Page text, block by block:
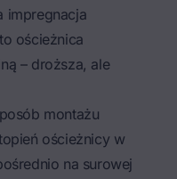
impregnacja
ościeżnica
– droższa, ale
montażu
ościeżnicy w
na surowej